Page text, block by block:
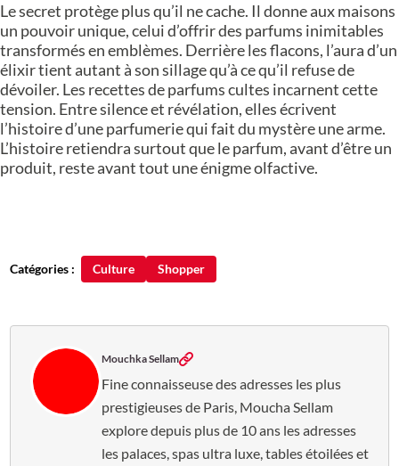
Le secret protège plus qu’il ne cache. Il donne aux maisons
un pouvoir unique, celui d’offrir des parfums inimitables
transformés en emblèmes. Derrière les flacons, l’aura d’un
élixir tient autant à son sillage qu’à ce qu’il refuse de
dévoiler. Les recettes de parfums cultes incarnent cette
tension. Entre silence et révélation, elles écrivent
l’histoire d’une parfumerie qui fait du mystère une arme.
L’histoire retiendra surtout que le parfum, avant d’être un
produit, reste avant tout une énigme olfactive.
Catégories : Culture Shopper
Mouchka Sellam
Fine connaisseuse des adresses les plus
prestigieuses de Paris, Moucha Sellam
explore depuis plus de 10 ans les adresses
les palaces, spas ultra luxe, tables étoilées et